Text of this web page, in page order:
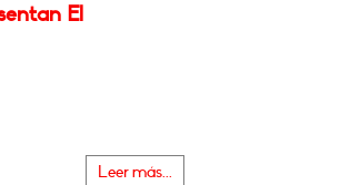
El
Leer más...